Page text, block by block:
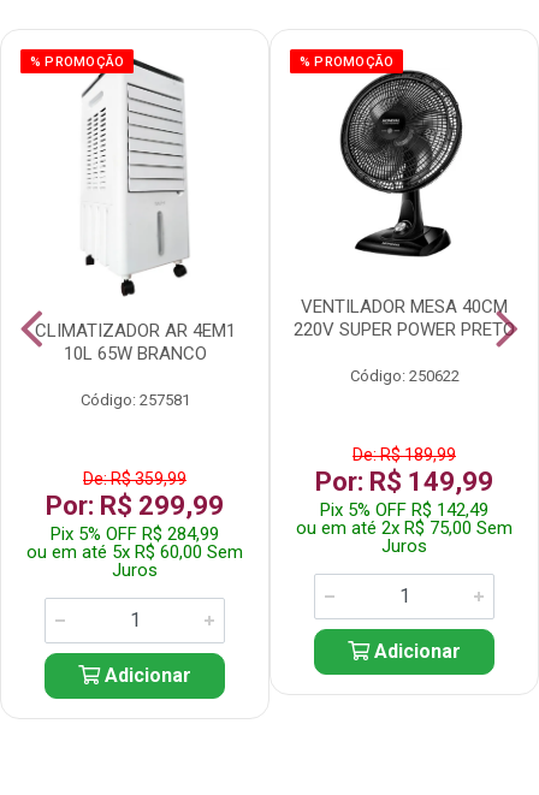
% PROMOÇÃO
CLIMATIZADOR AR 4EM1
10L 65W BRANCO
Código: 257581
De: R$ 359,99
Por: R$ 299,99
Pix 5% OFF R$ 284,99
ou em até 5x R$ 60,00 Sem
Juros
Adicionar
% PROMOÇÃO
VENTILADOR MESA 40CM
220V SUPER POWER PRETO
Código: 250622
De: R$ 189,99
Por: R$ 149,99
Pix 5% OFF R$ 142,49
ou em até 2x R$ 75,00 Sem
Juros
Adicionar